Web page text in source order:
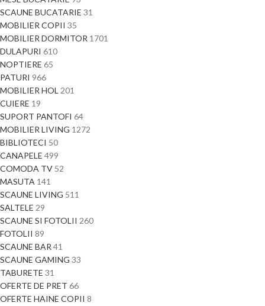
SCAUNE BUCATARIE 31
MOBILIER COPII 35
MOBILIER DORMITOR 1701
DULAPURI 610
NOPTIERE 65
PATURI 966
MOBILIER HOL 201
CUIERE 19
SUPORT PANTOFI 64
MOBILIER LIVING 1272
BIBLIOTECI 50
CANAPELE 499
COMODA TV 52
MASUTA 141
SCAUNE LIVING 511
SALTELE 29
SCAUNE SI FOTOLII 260
FOTOLII 89
SCAUNE BAR 41
SCAUNE GAMING 33
TABURETE 31
OFERTE DE PRET 66
OFERTE HAINE COPII 8